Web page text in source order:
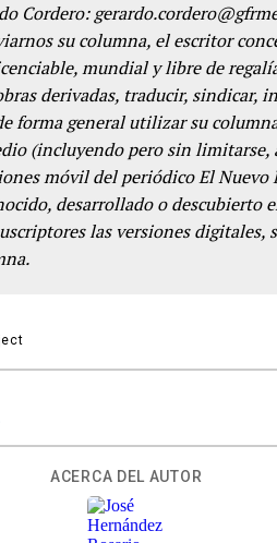
Cordero:
su columna, el escritor
mundial y libre de
derivadas, traducir, sindicar,
forma general utilizar su
(incluyendo pero sin limitarse,
móvil del periódico El
desarrollado o descubierto
las versiones
ACERCA DEL AUTOR